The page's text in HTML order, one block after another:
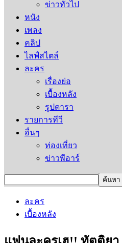
ข่าวทั่วไป
หนัง
เพลง
คลิป
ไลฟ์สไตล์
ละคร
เรื่องย่อ
เบื้องหลัง
รูปดารา
รายการทีวี
อื่นๆ
ท่องเที่ยว
ข่าวพีอาร์
ละคร
เบื้องหลัง